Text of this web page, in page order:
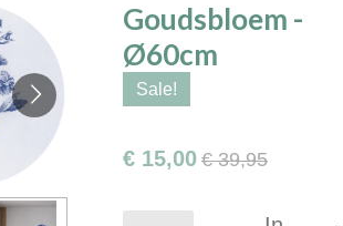
Goudsbloem -
Ø60cm
Sale!
€ 15,00 € 39,95